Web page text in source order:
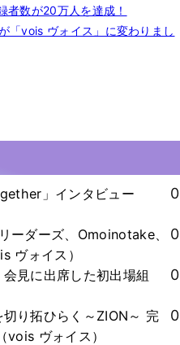
数が20万人を達成！
vois ヴォイス」に変わりまし
」インタビュー
0
ーダーズ、Omoinotake、
ヴォイス）
0
会見に出席した初出場組
0
切り拓ひらく～ZION～ 完
ヴォイス）
0